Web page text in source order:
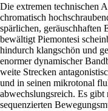
Die extremen technischen
chromatisch
spärlichen, geräuschhaften
bewältigt Piemontesi
hindurch klangschön und
enormer dynamischer
weite Strecken
und in seinen mikrotonal
abwechslungsreich. Es
sequenzierten